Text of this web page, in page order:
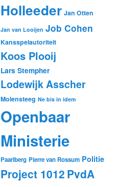
Holleeder Jan Otten
Jan van Looijen Job Cohen
Kansspelautoriteit
Koos Plooij
Lars Stempher
Lodewijk Asscher
Molensteeg Ne bis in idem
Openbaar
Ministerie
Paarlberg Pierre van Rossum Politie
Project 1012 PvdA